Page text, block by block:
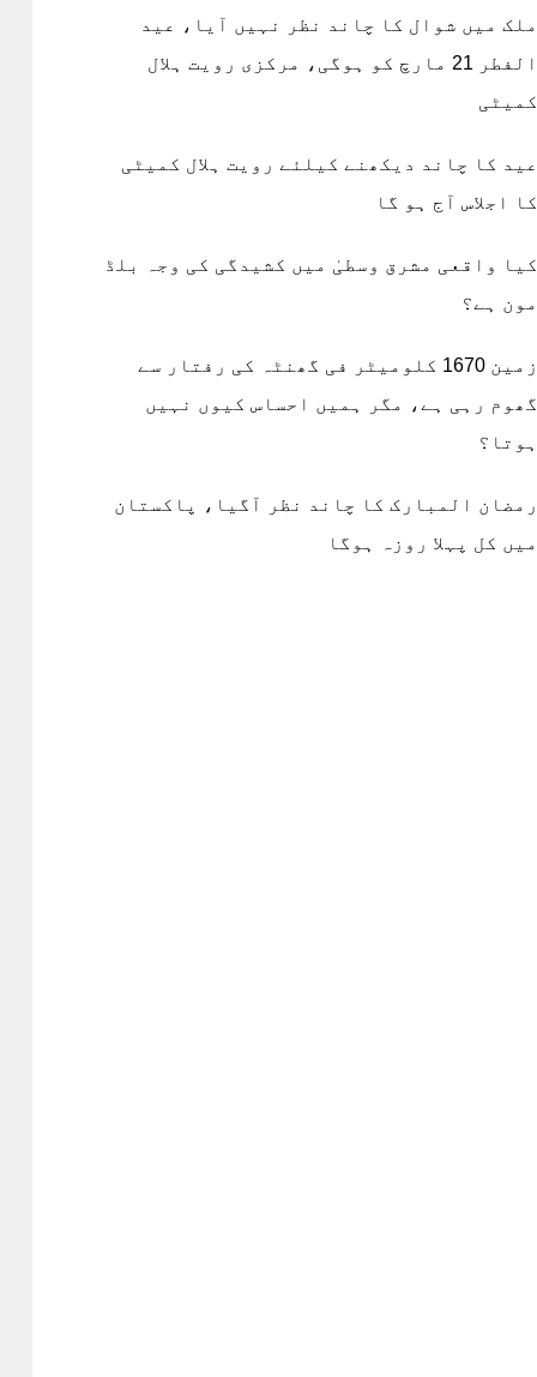
ملک میں شوال کا چاند نظر نہیں آیا، عید
الفطر 21 مارچ کو ہوگی، مرکزی رویت ہلال
کمیٹی
عید کا چاند دیکھنے کیلئے رویت ہلال کمیٹی
کا اجلاس آج ہو گا
کیا واقعی مشرق وسطیٰ میں کشیدگی کی وجہ بلڈ
مون ہے؟
زمین 1670 کلومیٹر فی گھنٹہ کی رفتار سے
گھوم رہی ہے، مگر ہمیں احساس کیوں نہیں
ہوتا؟
رمضان المبارک کا چاند نظر آگیا، پاکستان
میں کل پہلا روزہ ہوگا